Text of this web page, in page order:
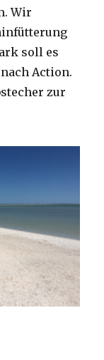
Wir
soll es
Action.
zur